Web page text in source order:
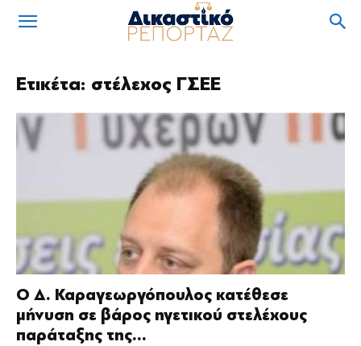
Ετικέτα: στέλεχος ΓΣΕΕ
O Δ. Καραγεωργόπουλος κατέθεσε
μήνυση σε βάρος ηγετικού στελέχους
παράταξης της...